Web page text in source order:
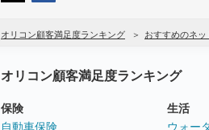
オリコン顧客満足度ランキング おすすめのネ
オリコン顧客満足度ランキング
保険
自動車保険
生活
ウォー